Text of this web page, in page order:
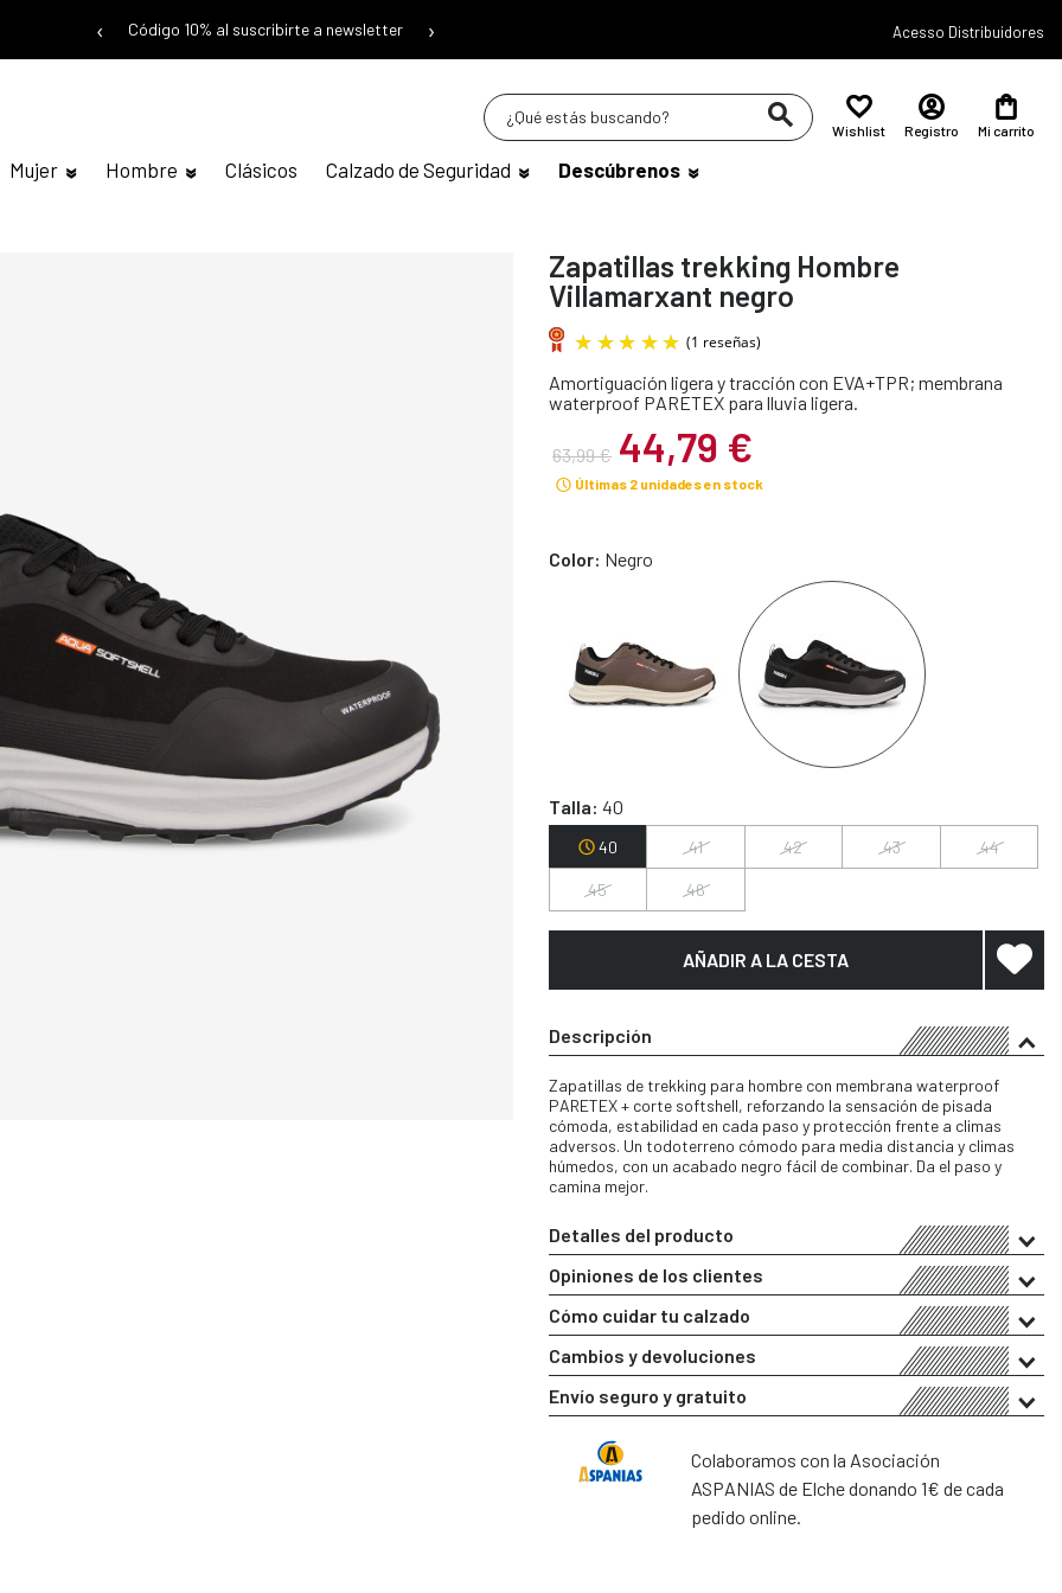
‹ Código 10% al suscribirte a newsletter › Acesso Distribuidores
Mujer Hombre Clásicos Calzado de Seguridad Descúbrenos
Wishlist Registro Mi carrito
Zapatillas trekking Hombre
Villamarxant negro
Amortiguación ligera y tracción con EVA+TPR; membrana
waterproof PARETEX para lluvia ligera.
63,99 € 44,79 €
Últimas 2 unidades en stock
Color: Negro
Talla: 40
40 41 42 43 44
45 46
AÑADIR A LA CESTA
Descripción
Zapatillas de trekking para hombre con membrana waterproof
PARETEX + corte softshell, reforzando la sensación de pisada
cómoda, estabilidad en cada paso y protección frente a climas
adversos. Un todoterreno cómodo para media distancia y climas
húmedos, con un acabado negro fácil de combinar. Da el paso y
camina mejor.
Detalles del producto
Opiniones de los clientes
Cómo cuidar tu calzado
Cambios y devoluciones
Envío seguro y gratuito
Colaboramos con la Asociación
ASPANIAS de Elche donando 1€ de cada
pedido online.